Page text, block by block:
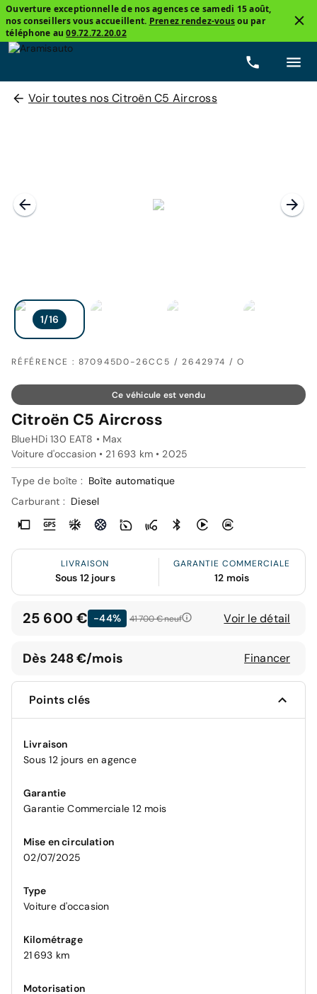
Ouverture exceptionnelle de nos agences ce samedi 15 août,
nos conseillers vous accueillent. Prenez rendez-vousou par
téléphone au09.72.72.20.02
Voir toutes nos Citroën C5 Aircross
RÉFÉRENCE : 870945D0-26CC5 / 2642974 / O
Ce véhicule est vendu
Citroën C5 Aircross
BlueHDi 130 EAT8 • Max
Voiture d'occasion • 21 693 km • 2025
Type de boîte : Boîte automatique
Carburant : Diesel
LIVRAISON
Sous 12 jours
GARANTIE COMMERCIALE
12 mois
25 600 € -44% 41 700 €neuf Voir le détail
Dès 248 €/mois Financer
Points clés
Livraison
Sous 12 jours en agence
Garantie
Garantie Commerciale 12 mois
Mise en circulation
02/07/2025
Type
Voiture d'occasion
Kilométrage
21 693 km
Motorisation